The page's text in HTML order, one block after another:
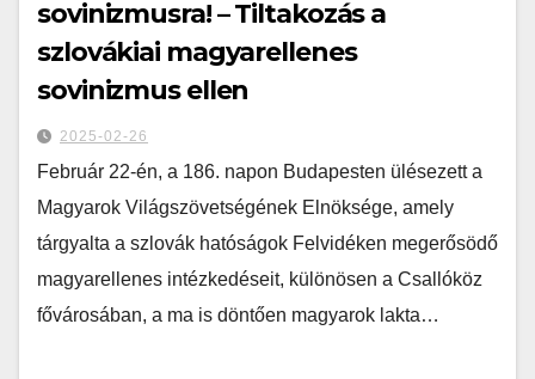
sovinizmusra! – Tiltakozás a
szlovákiai magyarellenes
sovinizmus ellen
2025-02-26
Február 22-én, a 186. napon Budapesten ülésezett a
Magyarok Világszövetségének Elnöksége, amely
tárgyalta a szlovák hatóságok Felvidéken megerősödő
magyarellenes intézkedéseit, különösen a Csallóköz
fővárosában, a ma is döntően magyarok lakta…